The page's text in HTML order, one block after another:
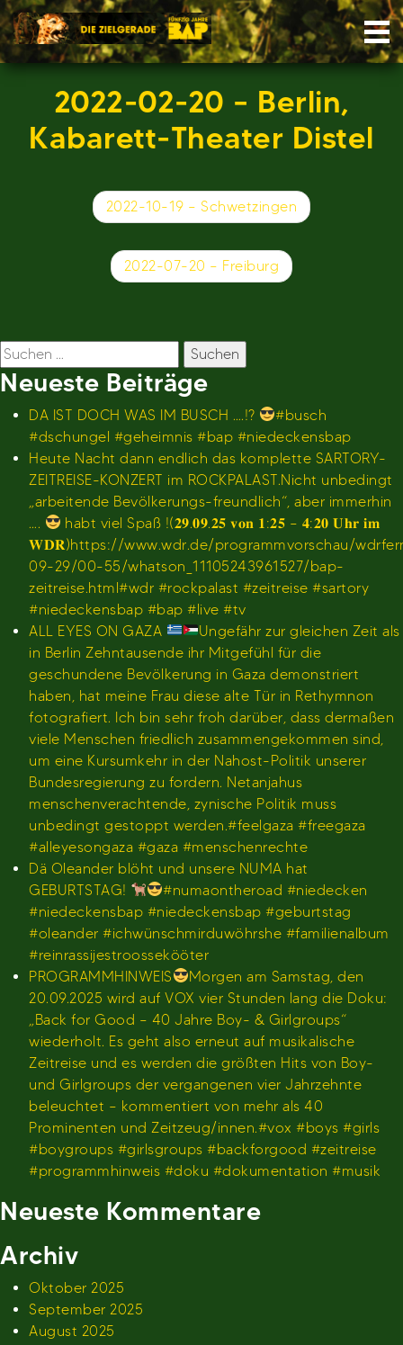
Skip
to
content
2022-02-20 – Berlin,
Kabarett-Theater Distel
Beitragsnavigation
2022-10-19 – Schwetzingen
2022-07-20 – Freiburg
Suchen
nach:
Neueste Beiträge
DA IST DOCH WAS IM BUSCH ….!?
#busch
#dschungel #geheimnis #bap #niedeckensbap
Heute Nacht dann endlich das komplette SARTORY-
ZEITREISE-KONZERT im ROCKPALAST.Nicht unbedingt
„arbeitende Bevölkerungs-freundlich“, aber immerhin
….
habt viel Spaß !(𝟐𝟗.𝟎𝟗.𝟐𝟓 𝐯𝐨𝐧 𝟏:𝟐𝟓 – 𝟒:𝟐𝟎 𝐔𝐡𝐫 𝐢𝐦
𝐖𝐃𝐑)https://www.wdr.de/programmvorschau/
09-29/00-55/whatson_11105243961527/bap-
zeitreise.html#wdr #rockpalast #zeitreise #sartory
#niedeckensbap #bap #live #tv
ALL EYES ON GAZA
Ungefähr zur gleichen Zeit als
in Berlin Zehntausende ihr Mitgefühl für die
geschundene Bevölkerung in Gaza demonstriert
haben, hat meine Frau diese alte Tür in Rethymnon
fotografiert. Ich bin sehr froh darüber, dass dermaßen
viele Menschen friedlich zusammengekommen sind,
um eine Kursumkehr in der Nahost-Politik unserer
Bundesregierung zu fordern. Netanjahus
menschenverachtende, zynische Politik muss
unbedingt gestoppt werden.#feelgaza #freegaza
#alleyesongaza #gaza #menschenrechte
Dä Oleander blöht und unsere NUMA hat
GEBURTSTAG!
#numaontheroad #niedecken
#niedeckensbap #niedeckensbap #geburtstag
#oleander #ichwünschmirduwöhrshe #familienalbum
#reinrassijestroossekööter
PROGRAMMHINWEIS
Morgen am Samstag, den
20.09.2025 wird auf VOX vier Stunden lang die Doku:
„Back for Good – 40 Jahre Boy- & Girlgroups“
wiederholt. Es geht also erneut auf musikalische
Zeitreise und es werden die größten Hits von Boy-
und Girlgroups der vergangenen vier Jahrzehnte
beleuchtet – kommentiert von mehr als 40
Prominenten und Zeitzeug/innen.#vox #boys #girls
#boygroups #girlsgroups #backforgood #zeitreise
#programmhinweis #doku #dokumentation #musik
Neueste Kommentare
Archiv
Oktober 2025
September 2025
August 2025